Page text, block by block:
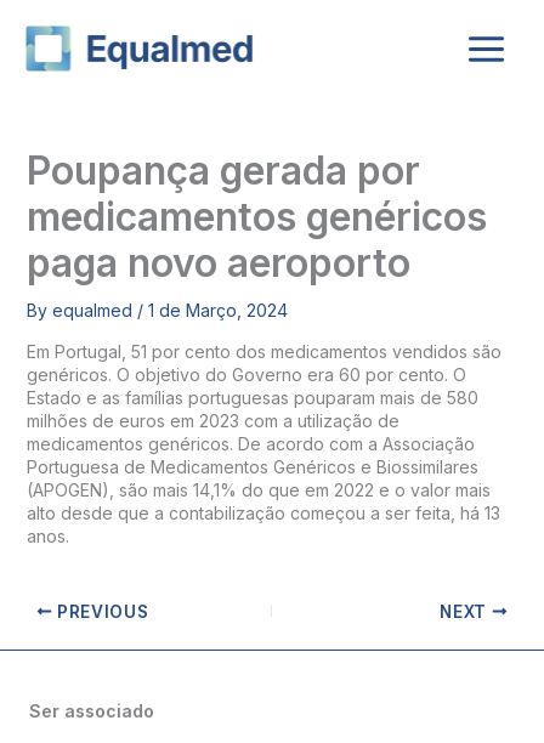
content
Poupança gerada por
medicamentos genéricos
paga novo aeroporto
By equalmed / 1 de Março, 2024
Em Portugal, 51 por cento dos medicamentos vendidos são
genéricos. O objetivo do Governo era 60 por cento. O
Estado e as famílias portuguesas pouparam mais de 580
milhões de euros em 2023 com a utilização de
medicamentos genéricos. De acordo com a Associação
Portuguesa de Medicamentos Genéricos e Biossimilares
(APOGEN), são mais 14,1% do que em 2022 e o valor mais
alto desde que a contabilização começou a ser feita, há 13
anos.
PREVIOUS NEXT
Ser associado